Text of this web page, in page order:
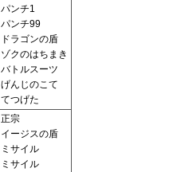
パンチ1
パンチ99
ドラゴンの盾
ゾクのはちまき
バトルスーツ
げんじのこて
てつげた
正宗
イージスの盾
ミサイル
ミサイル